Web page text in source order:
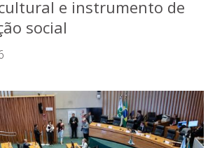
e instrumento de
social